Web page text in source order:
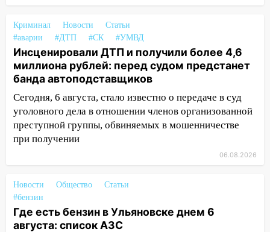
11:38
В Ленинском районе пожар
полностью уничтожил дачный дом и
сарай
11:38 В Госдуме предложили отменить
ЕГЭ с 2027 года
11:25 В Ульяновске ИИ будет выявлять
нарушителей на контейнерных
площадках
золота в составе сборной мира
11:16
В Ульяновске открыли памятную
доску декабристу Кондратию Рылееву
Криминал Новости
Статьи
#аварии
#ДТП #СК #УМВД
Инсценировали ДТП и получили более 4,6
миллиона рублей: перед судом предстанет
банда автоподставщиков
Сегодня, 6 августа, стало известно о передаче в суд
уголовного дела в отношении членов организованной
преступной группы, обвиняемых в мошенничестве
при получении
06.08.2026
Новости Общество
Статьи
#бензин
Где есть бензин в Ульяновске днем 6
августа: список АЗС